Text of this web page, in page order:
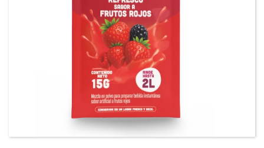
Gel’hada FriOH Refresco sabor a frutos rojos.